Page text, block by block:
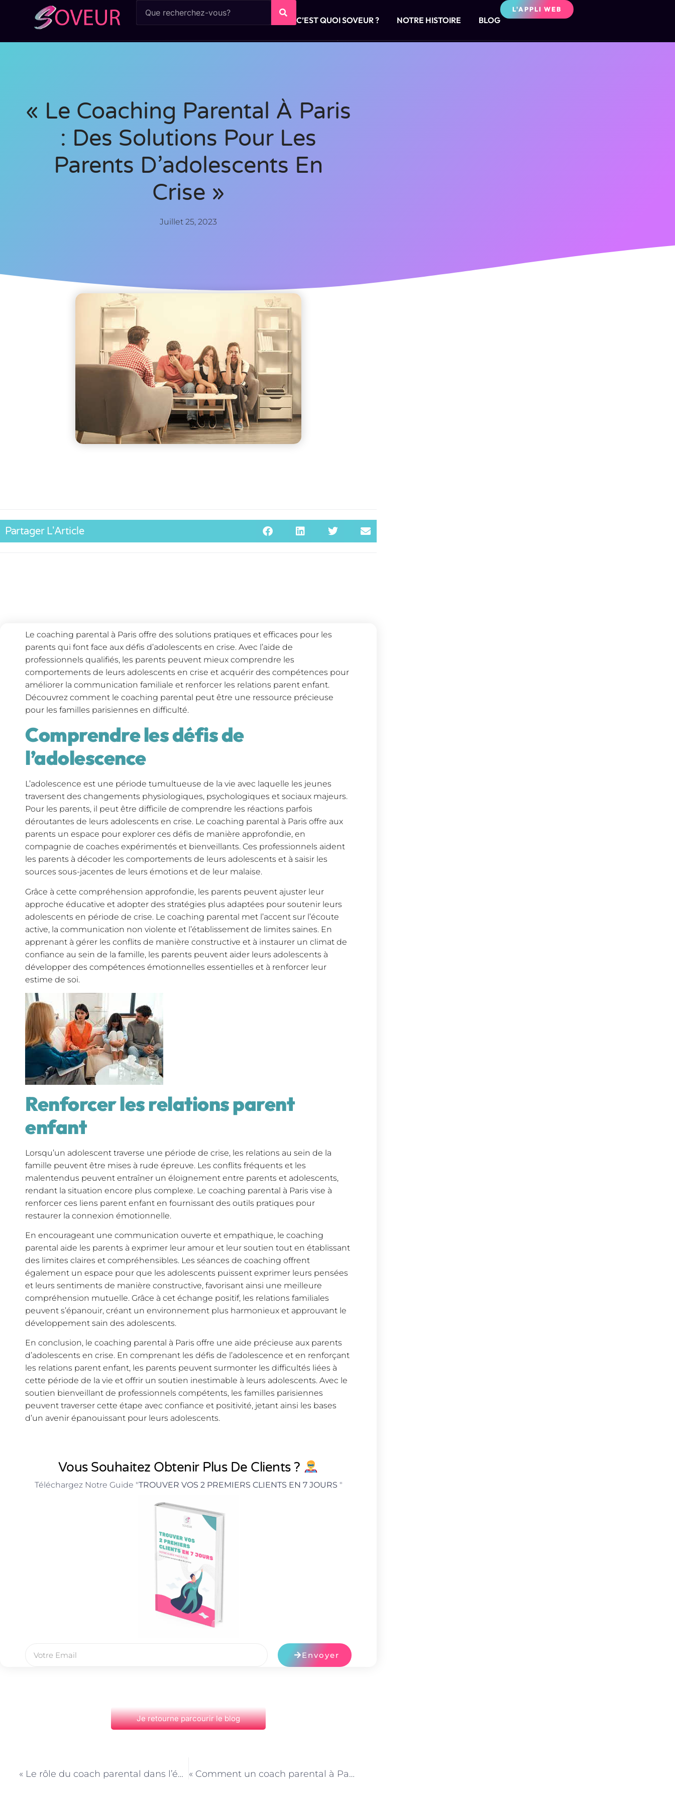
C’EST QUOI SOVEUR ? NOTRE HISTOIRE BLOG
L'APPLI WEB
« Le Coaching Parental À Paris
: Des Solutions Pour Les
Parents D’adolescents En
Crise »
Juillet 25, 2023
Partager L'Article
Le coaching parental à Paris offre des solutions pratiques et efficaces pour les
parents qui font face aux défis d’adolescents en crise. Avec l’aide de
professionnels qualifiés, les parents peuvent mieux comprendre les
comportements de leurs adolescents en crise et acquérir des compétences pour
améliorer la communication familiale et renforcer les relations parent enfant.
Découvrez comment le coaching parental peut être une ressource précieuse
pour les familles parisiennes en difficulté.
Comprendre les défis de
l’adolescence
L’adolescence est une période tumultueuse de la vie avec laquelle les jeunes
traversent des changements physiologiques, psychologiques et sociaux majeurs.
Pour les parents, il peut être difficile de comprendre les réactions parfois
déroutantes de leurs adolescents en crise. Le coaching parental à Paris offre aux
parents un espace pour explorer ces défis de manière approfondie, en
compagnie de coaches expérimentés et bienveillants. Ces professionnels aident
les parents à décoder les comportements de leurs adolescents et à saisir les
sources sous-jacentes de leurs émotions et de leur malaise.
Grâce à cette compréhension approfondie, les parents peuvent ajuster leur
approche éducative et adopter des stratégies plus adaptées pour soutenir leurs
adolescents en période de crise. Le coaching parental met l’accent sur l’écoute
active, la communication non violente et l’établissement de limites saines. En
apprenant à gérer les conflits de manière constructive et à instaurer un climat de
confiance au sein de la famille, les parents peuvent aider leurs adolescents à
développer des compétences émotionnelles essentielles et à renforcer leur
estime de soi.
Renforcer les relations parent
enfant
Lorsqu’un adolescent traverse une période de crise, les relations au sein de la
famille peuvent être mises à rude épreuve. Les conflits fréquents et les
malentendus peuvent entraîner un éloignement entre parents et adolescents,
rendant la situation encore plus complexe. Le coaching parental à Paris vise à
renforcer ces liens parent enfant en fournissant des outils pratiques pour
restaurer la connexion émotionnelle.
En encourageant une communication ouverte et empathique, le coaching
parental aide les parents à exprimer leur amour et leur soutien tout en établissant
des limites claires et compréhensibles. Les séances de coaching offrent
également un espace pour que les adolescents puissent exprimer leurs pensées
et leurs sentiments de manière constructive, favorisant ainsi une meilleure
compréhension mutuelle. Grâce à cet échange positif, les relations familiales
peuvent s’épanouir, créant un environnement plus harmonieux et approuvant le
développement sain des adolescents.
En conclusion, le coaching parental à Paris offre une aide précieuse aux parents
d’adolescents en crise. En comprenant les défis de l’adolescence et en renforçant
les relations parent enfant, les parents peuvent surmonter les difficultés liées à
cette période de la vie et offrir un soutien inestimable à leurs adolescents. Avec le
soutien bienveillant de professionnels compétents, les familles parisiennes
peuvent traverser cette étape avec confiance et positivité, jetant ainsi les bases
d’un avenir épanouissant pour leurs adolescents.
Vous Souhaitez Obtenir Plus De Clients ?
Téléchargez Notre Guide "TROUVER VOS 2 PREMIERS CLIENTS EN 7 JOURS "
Envoyer
Je retourne parcourir le blog
« Le rôle du coach parental dans l’éducation à la bienveillance à Paris » « Comment un coach parental à Paris peut vous aider à favoriser l’estime de soi des enfants »